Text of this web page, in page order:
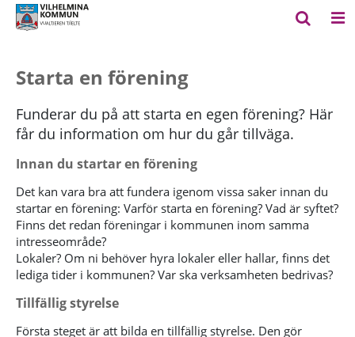
Starta en förening
Funderar du på att starta en egen förening? Här
får du information om hur du går tillväga.
Innan du startar en förening
Det kan vara bra att fundera igenom vissa saker innan du
startar en förening: Varför starta en förening? Vad är syftet?
Finns det redan föreningar i kommunen inom samma
intresseområde?
Lokaler? Om ni behöver hyra lokaler eller hallar, finns det
lediga tider i kommunen? Var ska verksamheten bedrivas?
Tillfällig styrelse
Första steget är att bilda en tillfällig styrelse. Den gör